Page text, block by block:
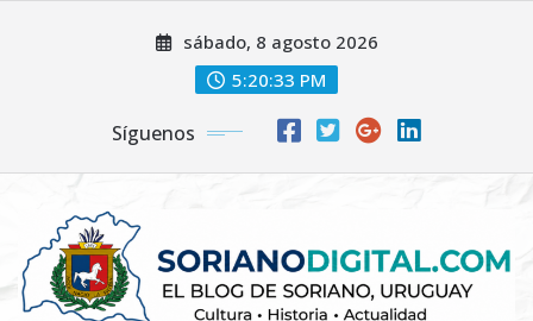
sábado, 8 agosto 2026
5:20:34 PM
Síguenos